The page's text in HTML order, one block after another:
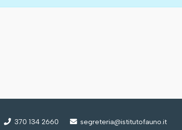
370 134 2660 segreteria@istitutofauno.it